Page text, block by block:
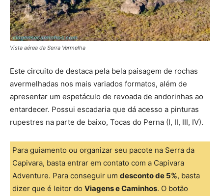
Vista aérea da Serra Vermelha
Este circuito de destaca pela bela paisagem de rochas
avermelhadas nos mais variados formatos, além de
apresentar um espetáculo de revoada de andorinhas ao
entardecer. Possui escadaria que dá acesso a pinturas
rupestres na parte de baixo, Tocas do Perna (I, II, III, IV).
Para guiamento ou organizar seu pacote na Serra da
Capivara, basta entrar em contato com a Capivara
Adventure. Para conseguir um desconto de 5%, basta
dizer que é leitor do Viagens e Caminhos. O botão